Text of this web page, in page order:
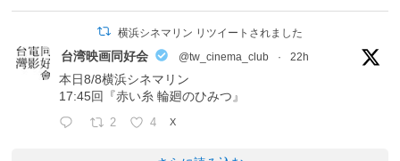
横浜シネマリン リツイートされました
台湾映画同好会 @tw_cinema_club · 22h
本日8/8横浜シネマリン
17:45回『赤い糸 輪廻のひみつ』
2 4 X